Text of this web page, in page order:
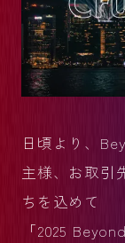
日頃より、
主様、お取引
ちを込めて
「2025